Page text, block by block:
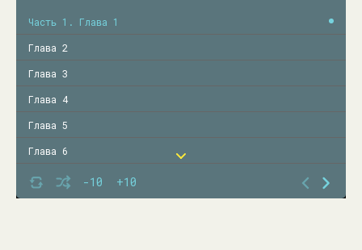
-10 +10
Часть 1. Глава 1
Глава 2
Глава 3
Глава 4
Глава 5
Глава 6
Глава 7
Глава 8